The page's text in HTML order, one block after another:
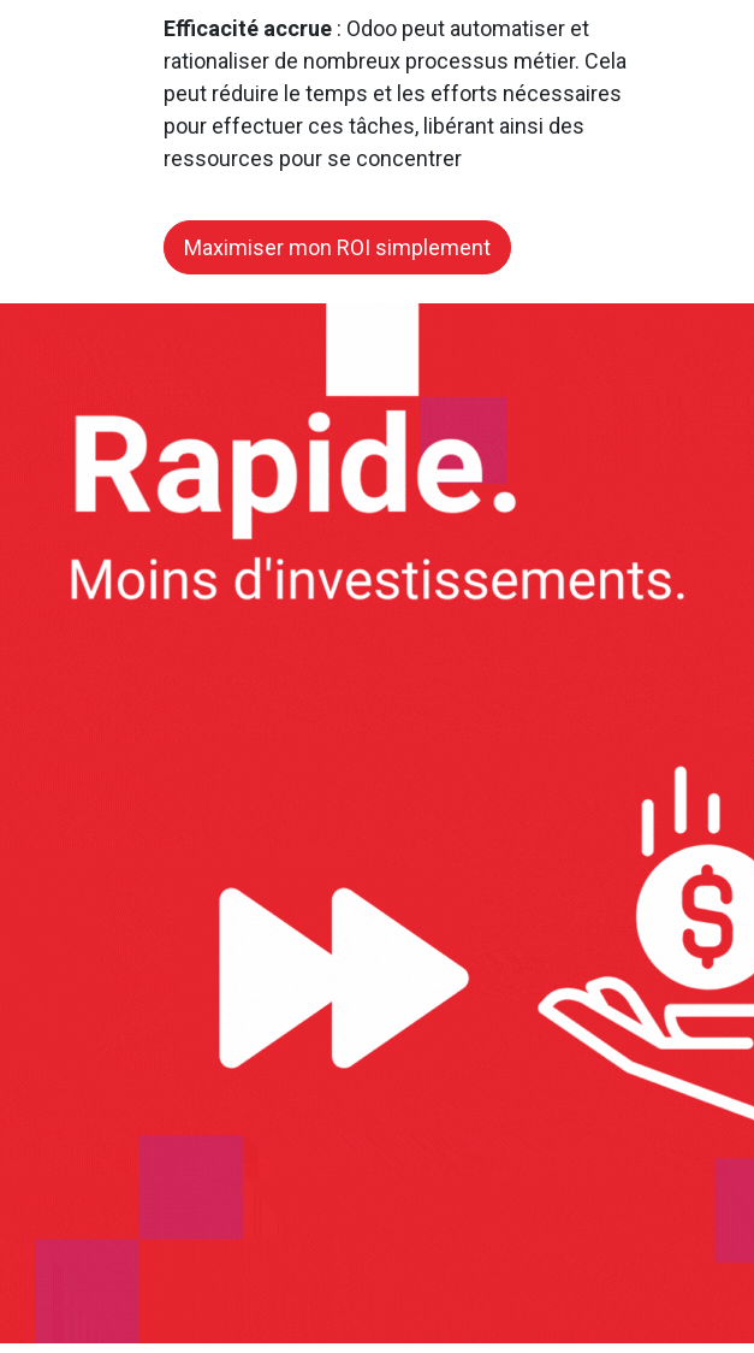
Efficacité accrue : Odoo peut automatiser et
rationaliser de nombreux processus métier. Cela
peut réduire le temps et les efforts nécessaires
pour effectuer ces tâches, libérant ainsi des
ressources pour se concentrer
Maximiser mon ROI simplement